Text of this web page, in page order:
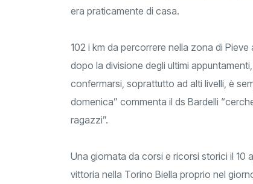
era praticamente di casa.
102 i km da percorrere nella zona di
dopo la divisione degli ultimi
confermarsi, soprattutto ad alti livelli, è
domenica” commenta il ds Bardelli
ragazzi”.
Una giornata da corsi e ricorsi storici il 10
vittoria nella Torino Biella proprio nel